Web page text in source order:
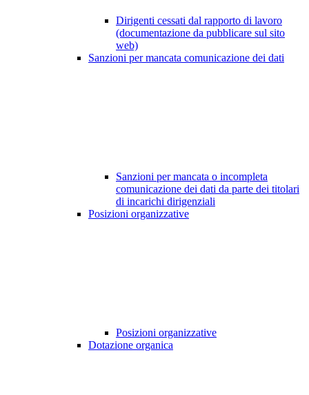
Dirigenti cessati dal rapporto di lavoro
(documentazione da pubblicare sul sito
web)
Sanzioni per mancata comunicazione dei dati
Sanzioni per mancata o incompleta
comunicazione dei dati da parte dei titolari
di incarichi dirigenziali
Posizioni organizzative
Posizioni organizzative
Dotazione organica